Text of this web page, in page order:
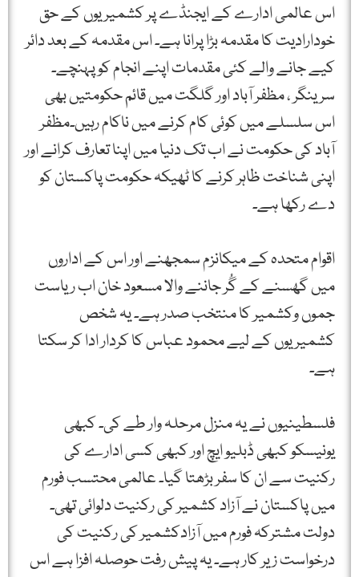
اس عالمی ادارے کے ایجنڈے پر کشمیر یوں کے حق
خودارادیت کا مقدمہ بڑا پرانا ہے۔ اس مقدمہ کے بعد دائر
کیے جانے والے کئی مقدمات اپنے انجام کو پہنچے۔
سرینگر ، مظفر آباد اور گلگت میں قائم حکومتیں بھی
اس سلسلے میں کوئی کام کرنے میں ناکام رہیں۔مظفر
آباد کی حکومت نے اب تک دنیا میں اپنا تعارف کرانے اور
اپنی شناخت ظاہر کرنے کا ٹھیکہ حکومت پاکستان کو
دے رکھا ہے۔
اقوام متحدہ کے میکانزم سمجھنے اور اس کے اداروں
میں گھسنے کے گُر جاننے والا مسعود خان اب ریاست
جموں وکشمیر کا منتخب صدر ہے۔ یہ شخص
کشمیریوں کے لیے محمود عباس کا کردار ادا کر سکتا
ہے۔
فلسطینیوں نے یہ منزل مرحلہ وار طے کی۔ کبھی
یونیسکو کبھی ڈبلیو ایچ اور کبھی کسی ادارے کی
رکنیت سے ان کا سفر بڑھتا گیا۔ عالمی محتسب فورم
میں پاکستان نے آزاد کشمیر کی رکنیت دلوائی تھی۔
دولت مشترکہ فورم میں آزادکشمیر کی رکنیت کی
درخواست زیر کار ہے۔ یہ پیش رفت حوصلہ افزا ہے اس